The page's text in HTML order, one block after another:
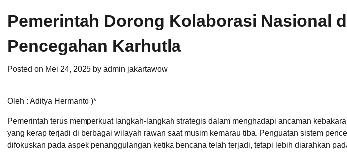
Pemerintah Dorong Kolaborasi Nasional
Pencegahan Karhutla
Posted on Mei 24, 2025 by admin jakartawow
Oleh : Aditya Hermanto )*
Pemerintah terus memperkuat langkah-langkah strategis dalam menghadapi ancaman
yang kerap terjadi di berbagai wilayah rawan saat musim kemarau tiba. Penguatan sistem
difokuskan pada aspek penanggulangan ketika bencana telah terjadi, tetapi lebih diarahkan